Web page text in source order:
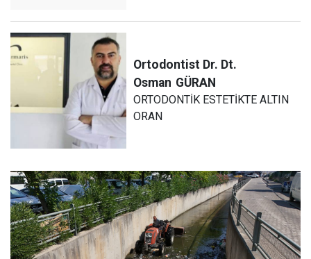
Ortodontist Dr. Dt.
Osman GÜRAN
ORTODONTİK ESTETİKTE ALTIN
ORAN